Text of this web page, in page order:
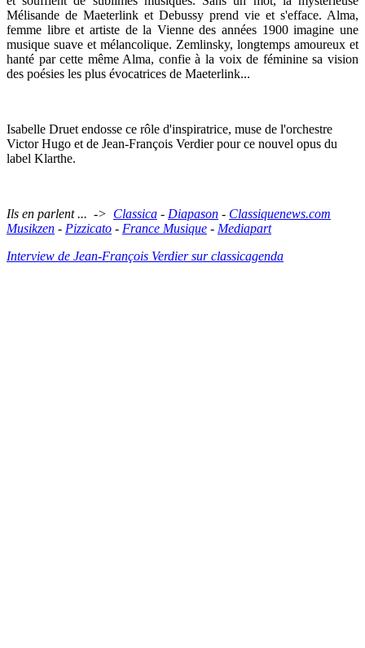
Mélisande de Maeterlink et Debussy prend vie et s'efface. Alma,
femme libre et artiste de la Vienne des années 1900 imagine une
musique suave et mélancolique. Zemlinsky, longtemps amoureux et
hanté par cette même Alma, confie à la voix de féminine sa vision
des poésies les plus évocatrices de Maeterlink...
Isabelle Druet endosse ce rôle d'inspiratrice, muse de l'orchestre
Victor Hugo et de Jean-François Verdier pour ce nouvel opus du
label Klarthe.
Ils en parlent ... -> Classica - Diapason - Classiquenews.com
Musikzen - Pizzicato - France Musique - Mediapart
Interview de Jean-François Verdier sur classicagenda